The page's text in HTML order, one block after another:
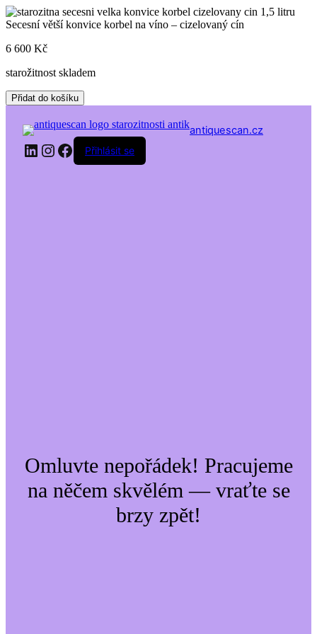
Skip
to
Secesní větší konvice korbel na víno – cizelovaný cín
6 600 Kč
starožitnost skladem
Secesní
větší
konvice
korbel
Přidat do košíku
antiquescan.cz
LinkedIn
Instagram
Facebook
Přihlásit se
Omluvte nepořádek! Pracujeme
na něčem skvělém — vraťte se
brzy zpět!